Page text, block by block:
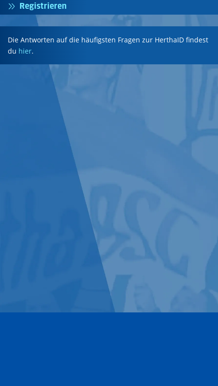
Registrieren
Die Antworten auf die häufigsten Fragen zur HerthaID findest
du hier.